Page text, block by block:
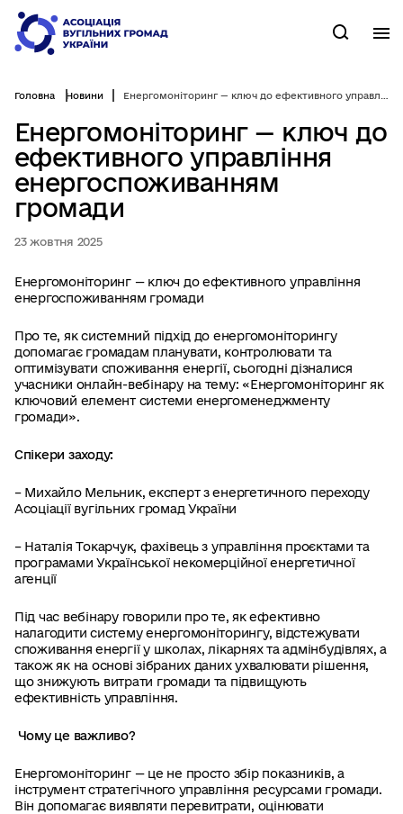
Перейти
до
основного
Пошук
Головна Новини Енергомоніторинг — ключ до ефективного управління енергоспоживанням громади
Енергомоніторинг — ключ до
ефективного управління
енергоспоживанням
громади
23 жовтня 2025
Енергомоніторинг — ключ до ефективного управління
енергоспоживанням громади
Про те, як системний підхід до енергомоніторингу
допомагає громадам планувати, контролювати та
оптимізувати споживання енергії, сьогодні дізналися
учасники онлайн-вебінару на тему: «Енергомоніторинг як
ключовий елемент системи енергоменеджменту
громади».
Спікери заходу:
– Михайло Мельник, експерт з енергетичного переходу
Асоціації вугільних громад України
– Наталія Токарчук, фахівець з управління проєктами та
програмами Української некомерційної енергетичної
агенції
Під час вебінару говорили про те, як ефективно
налагодити систему енергомоніторингу, відстежувати
споживання енергії у школах, лікарнях та адмінбудівлях, а
також як на основі зібраних даних ухвалювати рішення,
що знижують витрати громади та підвищують
ефективність управління.
Чому це важливо?
Енергомоніторинг — це не просто збір показників, а
інструмент стратегічного управління ресурсами громади.
Він допомагає виявляти перевитрати, оцінювати